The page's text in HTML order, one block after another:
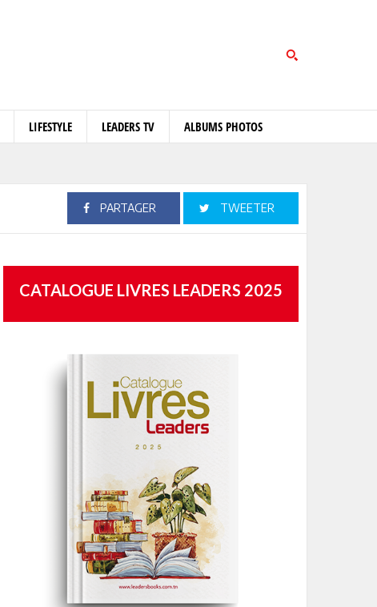
LIFESTYLE LEADERS TV ALBUMS PHOTOS
PARTAGER TWEETER
CATALOGUE LIVRES LEADERS 2025